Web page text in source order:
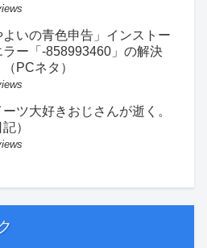
よいの青色申告」インストー
ラー「-858993460」の解決
PCネタ）
ーツ大好きおじさんが逝く。
記）